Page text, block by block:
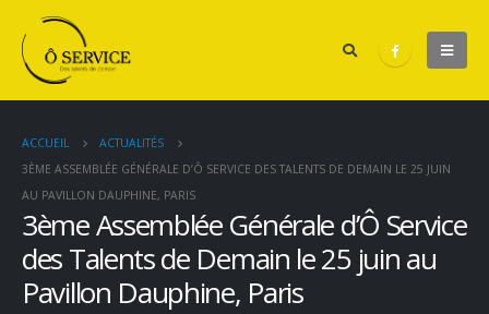
ACCUEIL
ACTUALITÉS
3ÈME ASSEMBLÉE GÉNÉRALE D’Ô SERVICE DES TALENTS DE DEMAIN LE 25 JUIN
AU PAVILLON DAUPHINE, PARIS
3ème Assemblée Générale d’Ô Service
des Talents de Demain le 25 juin au
Pavillon Dauphine, Paris